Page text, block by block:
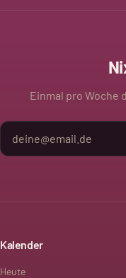
Einmal pro Woche
Kalender
Heute